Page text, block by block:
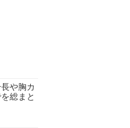
や胸カ
総まと